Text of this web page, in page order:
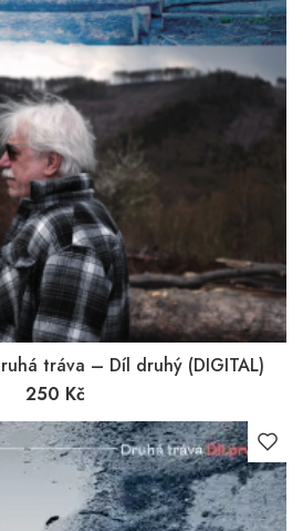
tráva – Díl druhý (DIGITAL)
250 Kč